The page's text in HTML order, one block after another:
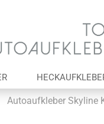
Autoaufkleber Skyline